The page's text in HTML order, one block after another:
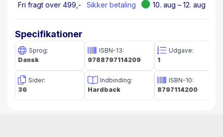
Fri fragt over 499,- Sikker betaling 10. aug – 12. aug
Specifikationer
Sprog:
Dansk
Sider:
36
ISBN-13:
9788797114209
Indbinding:
Hardback
Udgave:
1
ISBN-10:
8797114200